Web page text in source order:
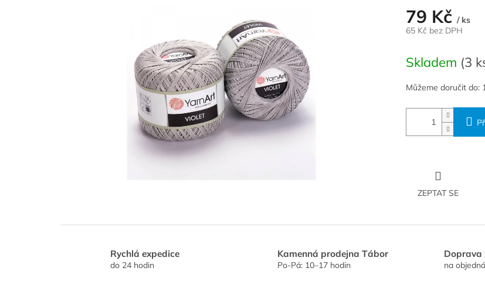
79 Kč / ks
65 Kč bez DPH
cena:
Skladem (3
Můžeme doručit do:
ZEPTAT SE
Rychlá expedice
do 24 hodin
Kamenná prodejna Tábor
Po-Pá: 10–17 hodin
Doprava
na